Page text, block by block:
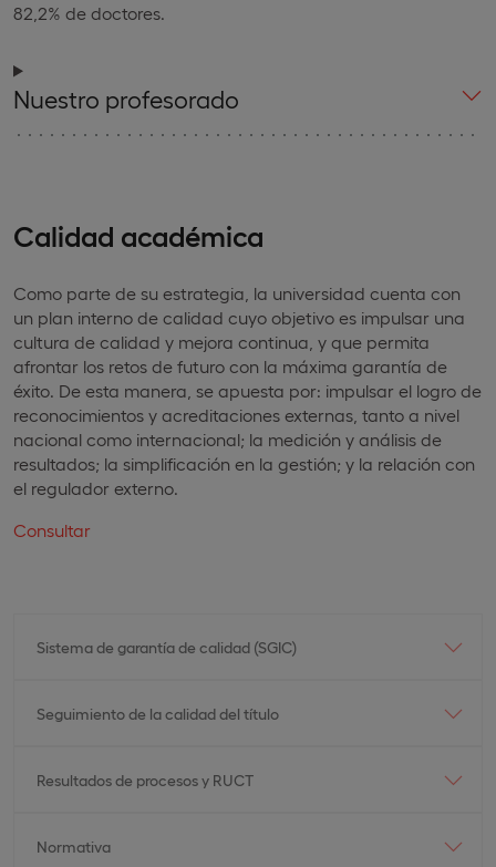
82,2% de doctores.
Nuestro profesorado
Calidad académica
Como parte de su estrategia, la universidad cuenta con
un plan interno de calidad cuyo objetivo es impulsar una
cultura de calidad y mejora continua, y que permita
afrontar los retos de futuro con la máxima garantía de
éxito. De esta manera, se apuesta por: impulsar el logro de
reconocimientos y acreditaciones externas, tanto a nivel
nacional como internacional; la medición y análisis de
resultados; la simplificación en la gestión; y la relación con
el regulador externo.
Consultar
Sistema de garantía de calidad (SGIC)
Seguimiento de la calidad del título
Resultados de procesos y RUCT
Normativa